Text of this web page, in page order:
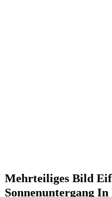
Mehrteiliges Bild
Sonnenuntergang In